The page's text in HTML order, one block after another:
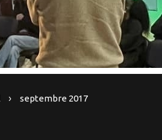
septembre 2017